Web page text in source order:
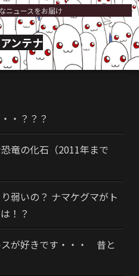
ニュースをお届け
ンテナ
・？？？
竜の化石（2011年まで
弱いの？ ナマケグマがト
！？
が好きです・・・ 昔と